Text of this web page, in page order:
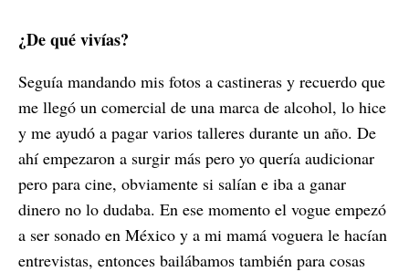
¿De qué vivías?
Seguía mandando mis fotos a castineras y recuerdo que
me llegó un comercial de una marca de alcohol, lo hice
y me ayudó a pagar varios talleres durante un año. De
ahí empezaron a surgir más pero yo quería audicionar
pero para cine, obviamente si salían e iba a ganar
dinero no lo dudaba. En ese momento el vogue empezó
a ser sonado en México y a mi mamá voguera le hacían
entrevistas, entonces bailábamos también para cosas